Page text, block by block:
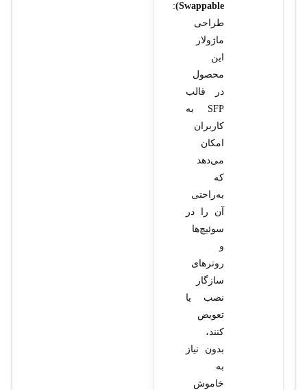
Swappable)
:
طراحی
ماژولار
این
محصول
در قالب
SFP به
کاربران
امکان
می‌دهد
که
به‌راحتی
آن را در
سوئیچ‌ها
و
روترهای
سازگار
نصب یا
تعویض
کنند،
بدون نیاز
به
خاموش